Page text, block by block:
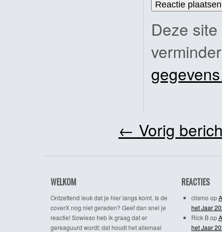
Deze
← Vorig
WELKOM
Ontzettend leuk dat je hier langs komt. Is de
coverX nog niet geraden? Geef dan snel je
reactie! Sowieso heb ik graag dat er
gereaguurd wordt; dat houdt het allemaal
REACTIES
clismo op
het Jaar
Rick Bop
het Jaar